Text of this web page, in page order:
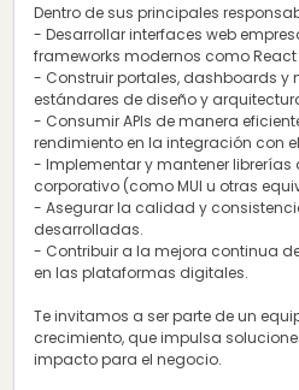
Dentro de sus principales
- Desarrollar interfaces web
frameworks modernos como React
- Construir portales, dashboards y
estándares de diseño y
- Consumir APIs de manera
rendimiento en la integración con
- Implementar y mantener librerías
corporativo (como MUI u otras
- Asegurar la calidad y
desarrolladas.
- Contribuir a la mejora continua
en las plataformas digitales.
Te invitamos a ser parte de un
crecimiento, que impulsa
impacto para el negocio.